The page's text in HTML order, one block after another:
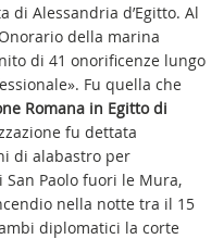
di Alessandria d’Egitto. Al
della marina
di 41 onorificenze lungo
Fu quella che
Romana in Egitto di
fu dettata
di alabastro per
Paolo fuori le Mura,
nella notte tra il 15
diplomatici la corte